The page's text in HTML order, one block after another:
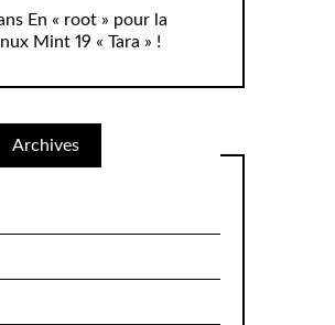
En « root » pour la
Mint 19 « Tara » !
Archives